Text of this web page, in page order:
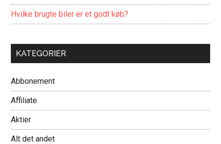
Hvilke brugte biler er et godt køb?
KATEGORIER
Abbonement
Affiliate
Aktier
Alt det andet